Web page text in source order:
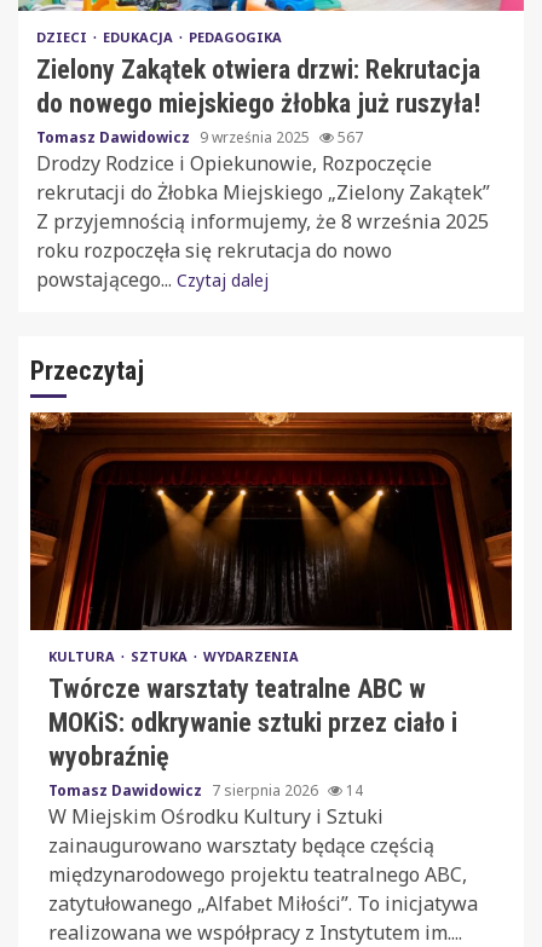
DZIECI EDUKACJA PEDAGOGIKA
Zielony Zakątek otwiera drzwi: Rekrutacja
do nowego miejskiego żłobka już ruszyła!
Tomasz Dawidowicz 9 września 2025 567
Drodzy Rodzice i Opiekunowie, Rozpoczęcie
rekrutacji do Żłobka Miejskiego „Zielony Zakątek”
Z przyjemnością informujemy, że 8 września 2025
roku rozpoczęła się rekrutacja do nowo
powstającego... Czytaj dalej
Przeczytaj
KULTURA SZTUKA WYDARZENIA
Twórcze warsztaty teatralne ABC w
MOKiS: odkrywanie sztuki przez ciało i
wyobraźnię
Tomasz Dawidowicz 7 sierpnia 2026 14
W Miejskim Ośrodku Kultury i Sztuki
zainaugurowano warsztaty będące częścią
międzynarodowego projektu teatralnego ABC,
zatytułowanego „Alfabet Miłości”. To inicjatywa
realizowana we współpracy z Instytutem im....